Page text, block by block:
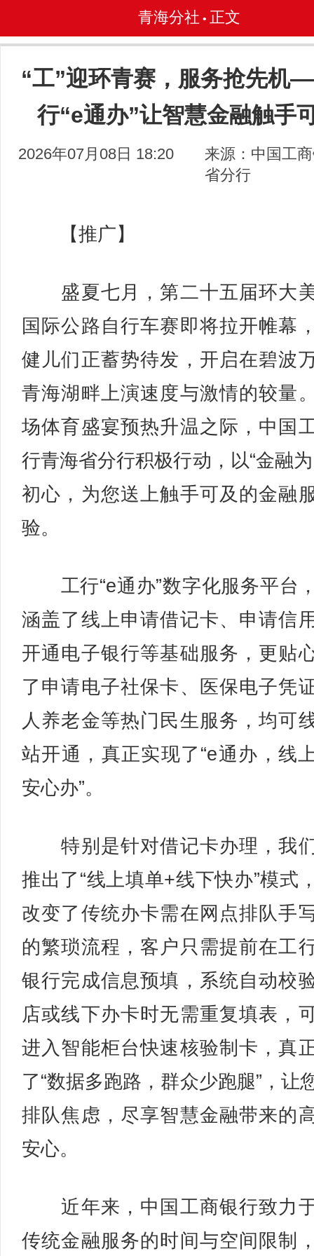
青海分社 • 正文
“工”迎环青赛，服务抢先机
行“e通办”让智慧金融触手
2026年07月08日 18:20
来源：中国工
省分行
【推广】
盛夏七月，第二十五届环大
国际公路自行车赛即将拉开帷幕
健儿们正蓄势待发，开启在碧波
青海湖畔上演速度与激情的较量
场体育盛宴预热升温之际，中国
行青海省分行积极行动，以“金融
初心，为您送上触手可及的金融
验。
工行“e通办”数字化服务平台
涵盖了线上申请借记卡、申请信
开通电子银行等基础服务，更贴
了申请电子社保卡、医保电子凭
人养老金等热门民生服务，均可
站开通，真正实现了“e通办，线
安心办”。
特别是针对借记卡办理，我
推出了“线上填单+线下快办”模式
改变了传统办卡需在网点排队手
的繁琐流程，客户只需提前在工
银行完成信息预填，系统自动校
店或线下办卡时无需重复填表，
进入智能柜台快速核验制卡，真
了“数据多跑路，群众少跑腿”，让
排队焦虑，尽享智慧金融带来的
安心。
近年来，中国工商银行致力
传统金融服务的时间与空间限制